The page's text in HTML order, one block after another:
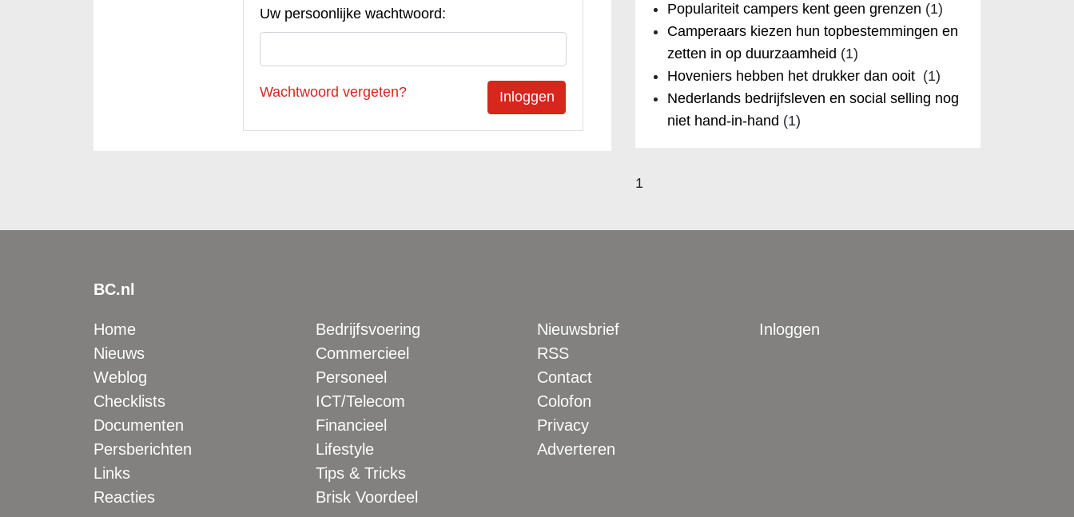
Uw persoonlijke wachtwoord:
Wachtwoord vergeten?
Populariteit campers kent geen grenzen (1)
Camperaars kiezen hun topbestemmingen en
zetten in op duurzaamheid (1)
Hoveniers hebben het drukker dan ooit (1)
Nederlands bedrijfsleven en social selling nog
niet hand-in-hand (1)
1
BC.nl
Home
Nieuws
Weblog
Checklists
Documenten
Persberichten
Links
Reacties
Bedrijfsvoering
Commercieel
Personeel
ICT/Telecom
Financieel
Lifestyle
Tips & Tricks
Brisk Voordeel
Nieuwsbrief
RSS
Contact
Colofon
Privacy
Adverteren
Inloggen